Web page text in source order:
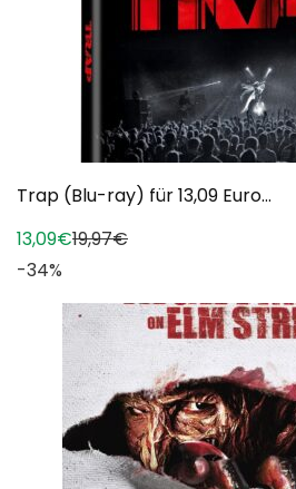
Trap (Blu-ray) für 13,09 Euro...
13,09€19,97€
-34%